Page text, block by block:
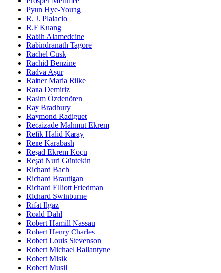
Pyun Hye-Young
R. J. Plalacio
R.F Kuang
Rabih Alameddine
Rabindranath Tagore
Rachel Cusk
Rachid Benzine
Radva Aşur
Rainer Maria Rilke
Rana Demiriz
Rasim Özdenören
Ray Bradbury
Raymond Radiguet
Recaizade Mahmut Ekrem
Refik Halid Karay
Rene Karabash
Reşad Ekrem Koçu
Reşat Nuri Güntekin
Richard Bach
Richard Brautigan
Richard Elliott Friedman
Richard Swinburne
Rıfat Ilgaz
Roald Dahl
Robert Hamill Nassau
Robert Henry Charles
Robert Louis Stevenson
Robert Michael Ballantyne
Robert Misik
Robert Musil